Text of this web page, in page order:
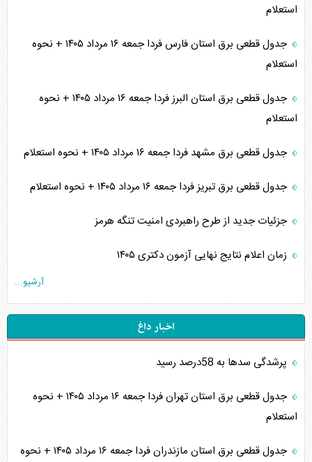
استعلام
جدول قطعی برق استان فارس فردا جمعه ۱۶ مرداد ۱۴۰۵ + نحوه
استعلام
جدول قطعی برق استان البرز فردا جمعه ۱۶ مرداد ۱۴۰۵ + نحوه
استعلام
جدول قطعی برق مشهد فردا جمعه ۱۶ مرداد ۱۴۰۵ + نحوه استعلام
جدول قطعی برق تبریز فردا جمعه ۱۶ مرداد ۱۴۰۵ + نحوه استعلام
جزئیات جدید از طرح راهبردی امنیت تنگه هرمز
زمان اعلام نتایج نهایی آزمون دکتری ۱۴۰۵
آرشیو...
اخبار داغ
پرشدگی سدها به 58درصد رسید
جدول قطعی برق استان تهران فردا جمعه ۱۶ مرداد ۱۴۰۵ + نحوه
استعلام
جدول قطعی برق استان مازندران فردا جمعه ۱۶ مرداد ۱۴۰۵ + نحوه